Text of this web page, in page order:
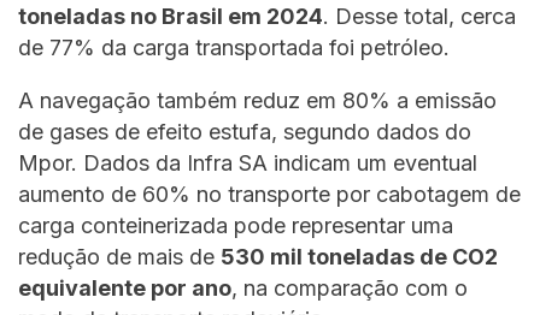
toneladas no Brasil em 2024. Desse total, cerca
de 77% da carga transportada foi petróleo.
A navegação também reduz em 80% a emissão
de gases de efeito estufa, segundo dados do
Mpor. Dados da Infra SA indicam um eventual
aumento de 60% no transporte por cabotagem de
carga conteinerizada pode representar uma
redução de mais de 530 mil toneladas de CO2
equivalente por ano, na comparação com o